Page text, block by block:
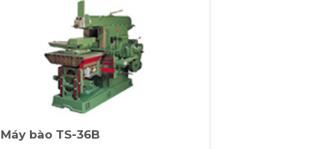
Máy bào TS-36B